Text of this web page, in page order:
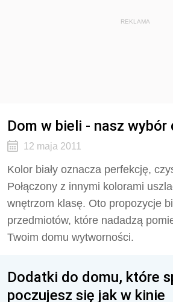
REKLAMA
Dom w bieli - nasz
12 maja 2011
Kolor biały oznacza perfekcję,
Połączony z innymi kolorami
wnętrzom klasę. Oto propozycje
przedmiotów, które nadadzą
Twoim domu wytworności.
Dodatki do domu, które
poczujesz się jak w kinie